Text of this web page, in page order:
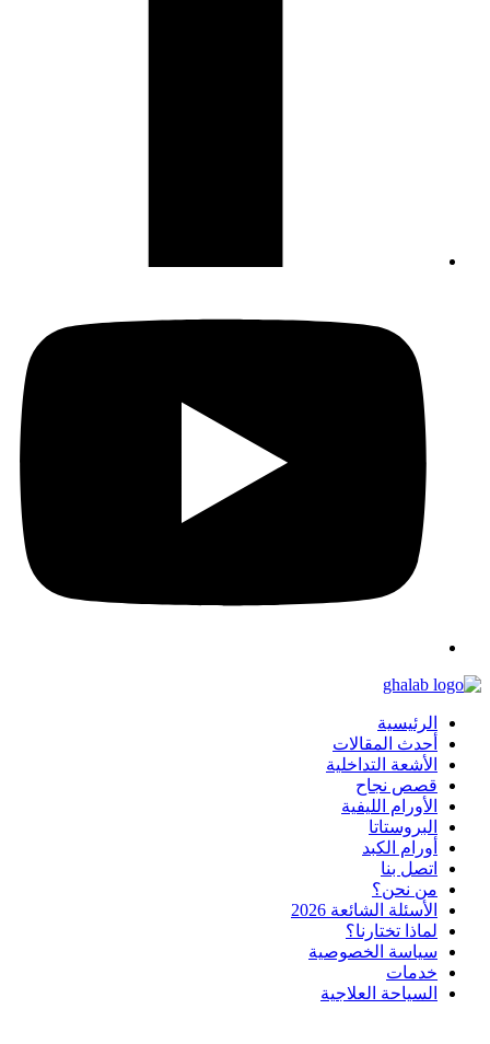
الرئيسية
أحدث المقالات
الأشعة التداخلية
قصص نجاح
الأورام الليفية
البروستاتا
أورام الكبد
اتصل بنا
من نحن؟
الأسئلة الشائعة 2026
لماذا تختارنا؟
سياسة الخصوصية
خدمات
السياحة العلاجية